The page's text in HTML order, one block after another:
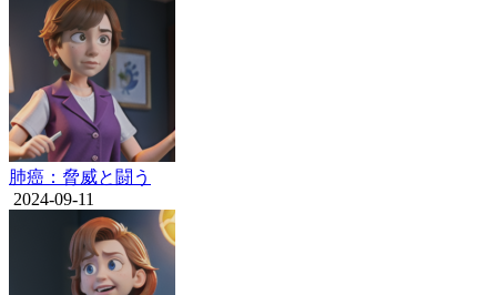
肺癌：脅威と闘う
2024-09-11